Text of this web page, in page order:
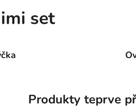
set
Produkty teprve